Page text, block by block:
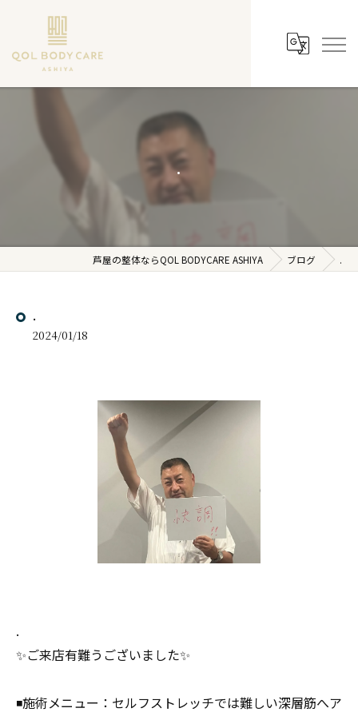
.
芦屋の整体ならQOL BODYCARE ASHIYA ブログ .
.
2024/01/18
.
✨ご来店有難うございました✨
◾️施術メニュー：セルフストレッチでは難しい深層筋へア